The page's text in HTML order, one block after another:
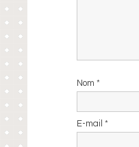
Nom*
E-mail*